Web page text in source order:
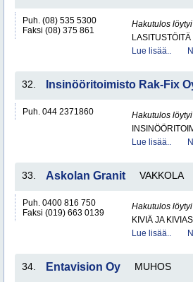
Puh. (08) 535 5300
Faksi (08) 375 861
Hakutulos
LASITUSTÖITÄ
Lue lisää..
32. Insinööritoimisto Rak-Fix
Puh. 044 2371860
Hakutulos
Lue lisää..
33. Askolan Granit VAKKOLA
Puh. 0400 816 750
Faksi (019) 663 0139
Hakutulos
KIVIÄ JA
Lue lisää..
34. Entavision Oy MUHOS